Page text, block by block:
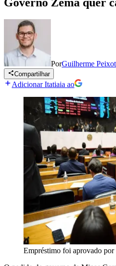
PorGuilherme
Compartilhar
Adicionar Itatiaia ao
Empréstimo foi aprovado por